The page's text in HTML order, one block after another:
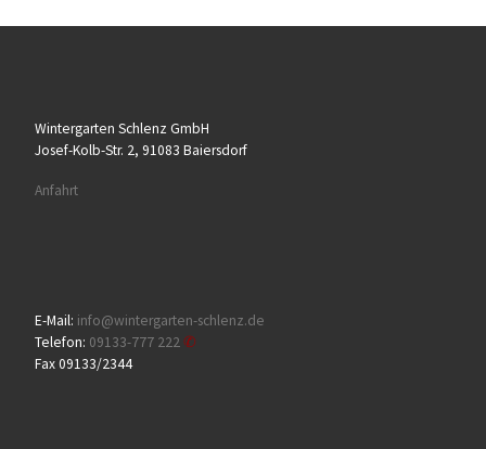
Wintergarten Schlenz GmbH
Josef-Kolb-Str. 2, 91083 Baiersdorf
Anfahrt
E-Mail: info@wintergarten-schlenz.de
Telefon: 09133-777 222
Fax 09133/2344